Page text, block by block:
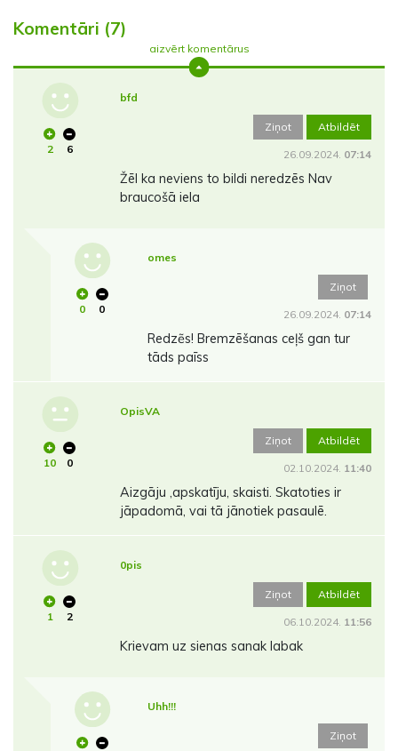
Komentāri (7)
aizvērt komentārus
2 6
bfd
Ziņot Atbildēt
26.09.2024. 07:14
Žēl ka neviens to bildi neredzēs Nav
braucošā iela
0 0
omes
Ziņot
26.09.2024. 07:14
Redzẽs! Bremzēšanas ceļš gan tur
tāds paīss
10 0
OpisVA
Ziņot Atbildēt
02.10.2024. 11:40
Aizgāju ,apskatīju, skaisti. Skatoties ir
jāpadomā, vai tā jānotiek pasaulē.
1 2
0pis
Ziņot Atbildēt
06.10.2024. 11:56
Krievam uz sienas sanak labak
Uhh!!!
Ziņot